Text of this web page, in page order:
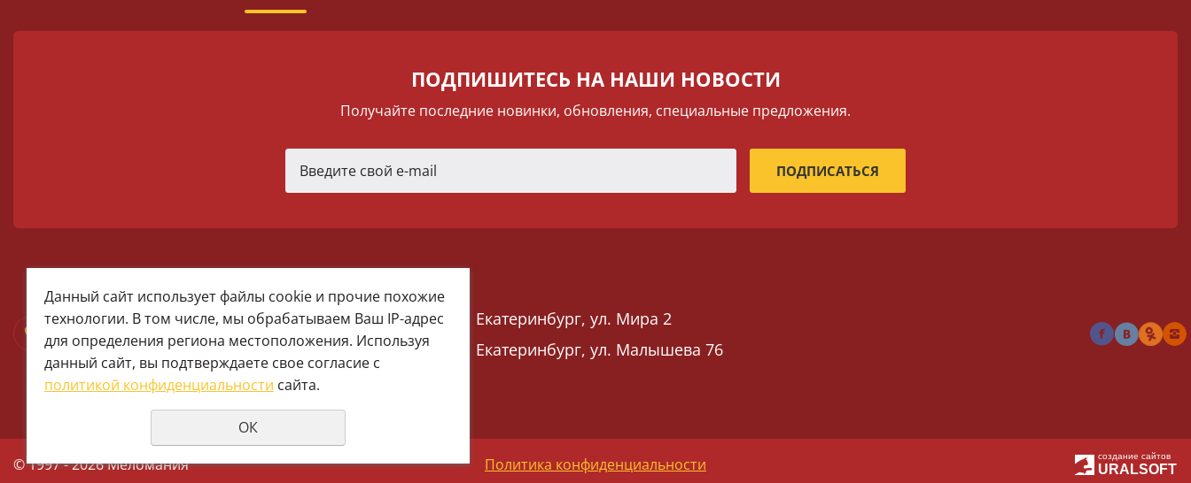
ПОДПИШИТЕСЬ НА НАШИ НОВОСТИ
Получайте последние новинки, обновления, специальные предложения.
+7 (922) 025-50-71 (MAX)
Тел:+7 (343) 374-15-67 (Мира 2)
Тел: +7 (343) 371-19-13 (Малышева 76)
+7 (922) 609-29-80 (MAX)
Екатеринбург, ул. Мира 2
Екатеринбург, ул. Малышева 76
© 1997 - 2026 Меломания Политика конфиденциальности создание сайтов
URALSOFT
Данный сайт использует файлы cookie и прочие похожие
технологии. В том числе, мы обрабатываем Ваш IP-адрес
для определения региона местоположения. Используя
данный сайт, вы подтверждаете свое согласие с
политикой конфиденциальности сайта.
ОК